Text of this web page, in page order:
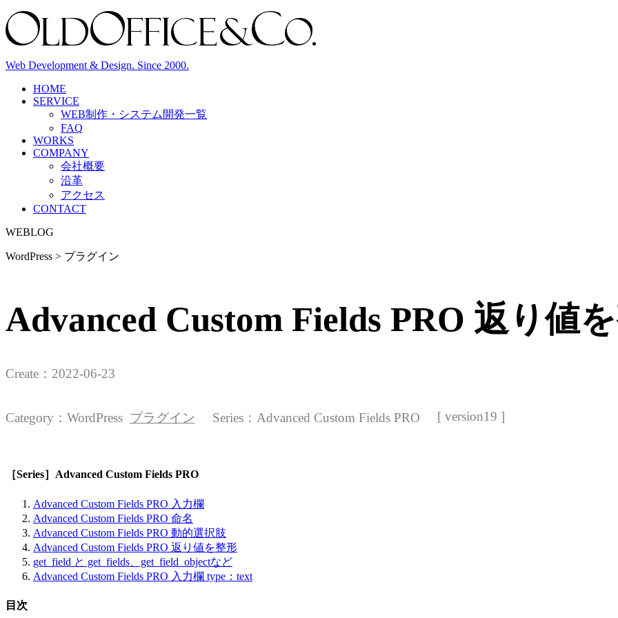
Web Development & Design. Since 2000.
HOME
SERVICE
WEB制作・システム開発一覧
FAQ
WORKS
COMPANY
会社概要
沿革
アクセス
CONTACT
WEBLOG
WordPress > プラグイン
Advanced Custom Fields PRO 返り値
Create： 2022-06-23
Category： WordPress プラグイン Series： Advanced Custom Fields PRO [ version19 ]
［Series］Advanced Custom Fields PRO
Advanced Custom Fields PRO 入力欄
Advanced Custom Fields PRO 命名
Advanced Custom Fields PRO 動的選択肢
Advanced Custom Fields PRO 返り値を整形
get_field と get_fields、get_field_objectなど
Advanced Custom Fields PRO 入力欄 type：text
目次